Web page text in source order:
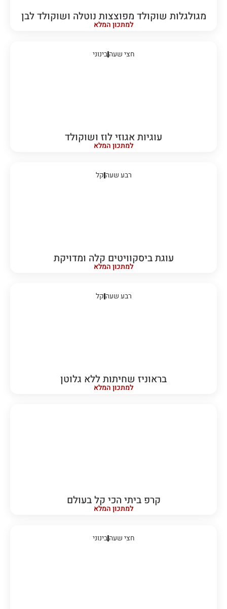
מגולגלות שוקולד מפוצצות נוטלה ושוקולד לבן
למתכון המלא
חצי שעהבינוני
עוגיות אגוזי לוז ושוקולד
למתכון המלא
רבע שעהקל
עוגת ביסקוויטים קלה ומדויקת
למתכון המלא
רבע שעהקל
בראוניז שחיתות ללא גלוטן
למתכון המלא
קרפ ביתי הכי קל בעולם
למתכון המלא
חצי שעהבינוני